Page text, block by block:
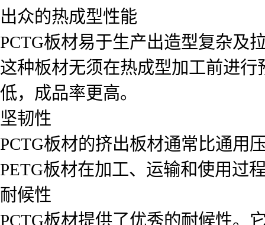
出众的热成型性能
PCTG板材易于生产出造型复杂及
这种板材无须在热成型加工前进
低，成品率更高。
坚韧性
PCTG板材的挤出板材通常比通用
PETG板材在加工、运输和使用过
耐候性
PCTG板材提供了优秀的耐候性。